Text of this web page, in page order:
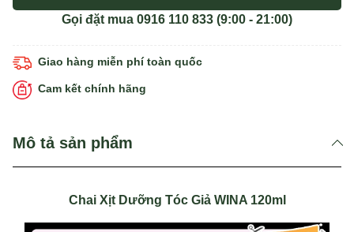
Gọi đặt mua 0916 110 833 (9:00 - 21:00)
Giao hàng miễn phí toàn quốc
Cam kết chính hãng
Mô tả sản phẩm
Chai Xịt Dưỡng Tóc Giả WINA 120ml